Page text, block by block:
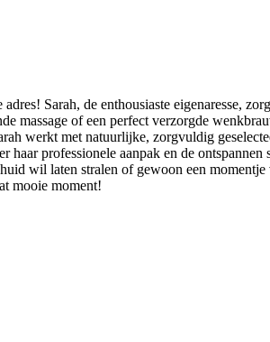
Sarah, de enthousiaste eigenaresse,
massage of een perfect verzorgde
werkt met natuurlijke, zorgvuldig
professionele aanpak en de
wil laten stralen of gewoon een
mooie moment!